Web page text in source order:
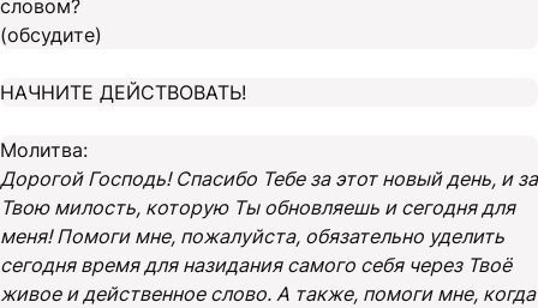
словом?
(обсудите)
НАЧНИТЕ ДЕЙСТВОВАТЬ!
Молитва:
Дорогой Господь! Спасибо Тебе за этот новый день, и за
Твою милость, которую Ты обновляешь и сегодня для
меня! Помоги мне, пожалуйста, обязательно уделить
сегодня время для назидания самого себя через Твоё
живое и действенное слово. А также, помоги мне, когда